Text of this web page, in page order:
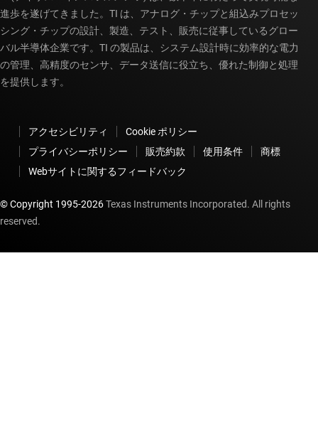
進歩を遂げてきました。TI は、アナログ・チップと組込みプロセッ
シング・チップの設計、製造、テスト、販売に従事しているグロー
バル半導体企業です。TI の製品は、システム設計時に効率的な電力
の管理、高精度のセンサ、データ送信に役立ち、優れた制御と処理
を提供します。
アクセシビリティ
Cookie ポリシー
プライバシーポリシー
販売約款 使用条件
商標
Webサイトに関するフィードバック
© Copyright 1995-2026Texas Instruments Incorporated. All rights
reserved.